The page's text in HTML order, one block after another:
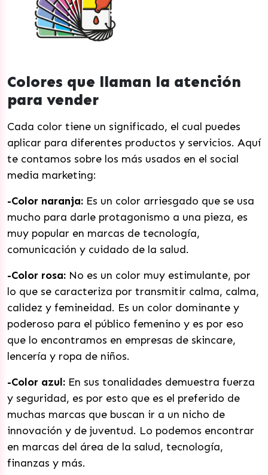
Colores que llaman la atención
para vender
Cada color tiene un significado, el cual puedes
aplicar para diferentes productos y servicios. Aquí
te contamos sobre los más usados en el social
media marketing:
-Color naranja: Es un color arriesgado que se usa
mucho para darle protagonismo a una pieza, es
muy popular en marcas de tecnología,
comunicación y cuidado de la salud.
-Color rosa: No es un color muy estimulante, por
lo que se caracteriza por transmitir calma, calma,
calidez y femineidad. Es un color dominante y
poderoso para el público femenino y es por eso
que lo encontramos en empresas de skincare,
lencería y ropa de niños.
-Color azul: En sus tonalidades demuestra fuerza
y seguridad, es por esto que es el preferido de
muchas marcas que buscan ir a un nicho de
innovación y de juventud. Lo podemos encontrar
en marcas del área de la salud, tecnología,
finanzas y más.